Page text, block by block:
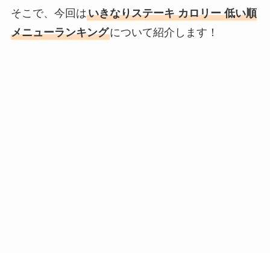
そこで、今回はいきなりステーキ カロリー 低い順
メニューランキングについて紹介します！